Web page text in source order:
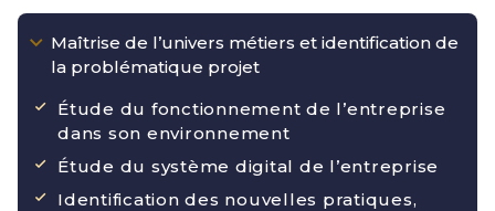
Maîtrise de l’univers métiers et identification de
la problématique projet
Étude du fonctionnement de l’entreprise
dans son environnement
Étude du système digital de l’entreprise
Identification des nouvelles pratiques,